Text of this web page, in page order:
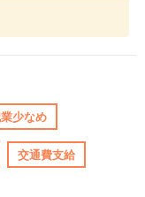
少なめ
交通費支給